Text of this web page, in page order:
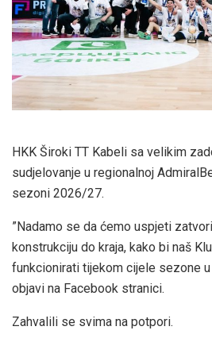
HKK Široki TT Kabeli sa velikim
sudjelovanje u regionalnoj
sezoni 2026/27.
”Nadamo se da ćemo uspjeti
konstrukciju do kraja, kako bi naš
funkcionirati tijekom cijele sezone
objavi na Facebook stranici.
Zahvalili se svima na potpori.